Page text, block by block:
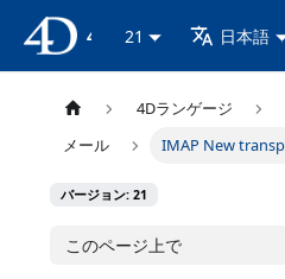
21 日本語
4Dランゲージ
メール
IMAP New
バージョン: 21
このページ上で